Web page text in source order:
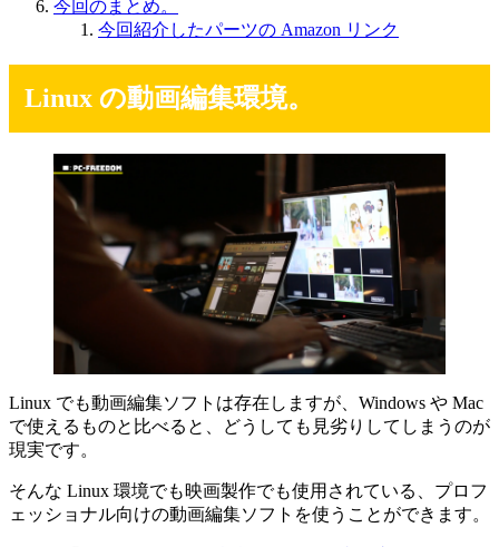
今回のまとめ。
今回紹介したパーツの Amazon リンク
Linux の動画編集環境。
Linux でも動画編集ソフトは存在しますが、Windows や Mac
で使えるものと比べると、どうしても見劣りしてしまうのが
現実です。
そんな Linux 環境でも映画製作でも使用されている、プロフ
ェッショナル向けの動画編集ソフトを使うことができます。